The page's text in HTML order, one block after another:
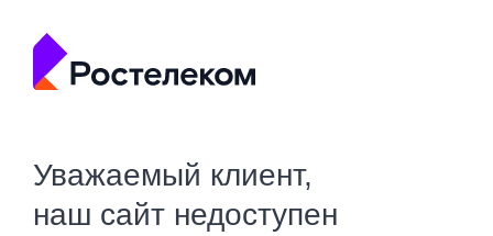
Уважаемый клиент,
наш сайт недоступен